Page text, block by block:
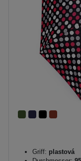
Griff: plastová